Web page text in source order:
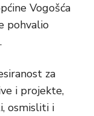
Vogošća
pohvalio
za
i projekte,
osmisliti i